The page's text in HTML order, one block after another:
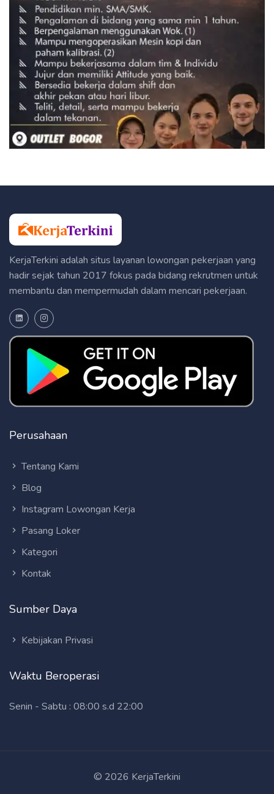
KerjaTerkini adalah situs layanan lowongan pekerjaan yang
hadir sejak tahun 2017 fokus pada bidang rekrutmen untuk
membantu dan mempermudah dalam mencari pekerjaan.
Perusahaan
Tentang Kami
Blog
Instagram Lowongan Kerja
Pasang Loker
Kategori
Kontak
Sumber Daya
Kebijakan Privasi
Waktu Beroperasi
Senin - Sabtu : 08:00 s.d 22:00
© 2026 KerjaTerkini